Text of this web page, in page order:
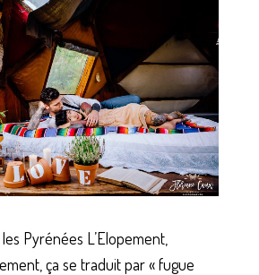
Pyrénées L’Elopement,
ça se traduit par « fugue